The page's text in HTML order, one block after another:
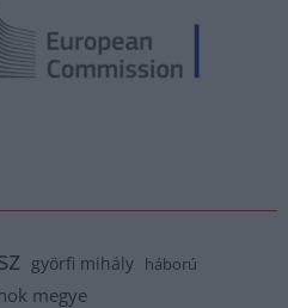
györfi mihály háború
megye